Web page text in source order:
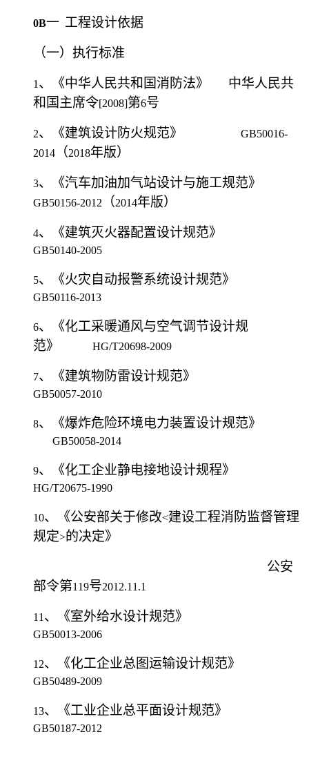
0B一 工程设计依据
（一）执行标准
1 、《中华人民共和国消防法》
中华人民共
和国主席令[2008]第6号
2、 《建筑设计防火规范》
GB50016-
2014
（2018年版）
3、 《汽车加油加气站设计与施工规范》
GB50156-2012 （2014年版）
4、《建筑灭火器配置设计规范》
GB50140-2005
5、 《火灾自动报警系统设计规范》
GB50116-2013
6、
《化工采暖通风与空气调节设计规
范》
HG/T20698-2009
7、《建筑物防雷设计规范》
GB50057-2010
8、《爆炸危险环境电力装置设计规范》
GB50058-2014
9、《化工企业静电接地设计规程》
HG/T20675-1990
10、《公安部关于修改<建设工程消防监督管理
规定>的决定》
公安
部令第119号2012.11.1
11 、《室外给水设计规范》
GB50013-2006
12、《化工企业总图运输设计规范》
GB50489-2009
13、《工业企业总平面设计规范》
GB50187-2012